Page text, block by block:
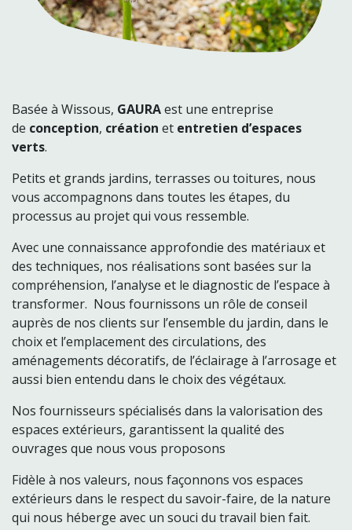
Basée à Wissous, GAURAest une entreprise
de conception, création et entretien d’espaces
verts.
Petits et grands jardins, terrasses ou toitures, nous
vous accompagnons dans toutes les étapes, du
processus au projet qui vous ressemble.
Avec une connaissance approfondie des matériaux et
des techniques, nos réalisations sont basées sur la
compréhension, l’analyse et le diagnostic de l’espace à
transformer. Nous fournissons un rôle de conseil
auprès de nos clients sur l’ensemble du jardin, dans le
choix et l’emplacement des circulations, des
aménagements décoratifs, de l’éclairage à l’arrosage et
aussi bien entendu dans le choix des végétaux.
Nos fournisseurs spécialisés dans la valorisation des
espaces extérieurs, garantissent la qualité des
ouvrages que nous vous proposons
Fidèle à nos valeurs, nous façonnons vos espaces
extérieurs dans le respect du savoir-faire, de la nature
qui nous héberge avec un souci du travail bien fait.